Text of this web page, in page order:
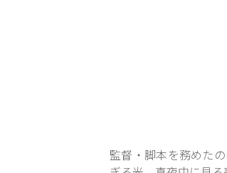
監督・脚本を務めた